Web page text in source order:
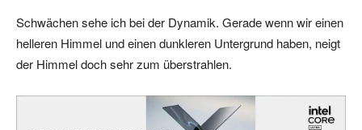
Schwächen sehe ich bei der Dynamik. Gerade wenn wir einen
helleren Himmel und einen dunkleren Untergrund haben, neigt
der Himmel doch sehr zum überstrahlen.